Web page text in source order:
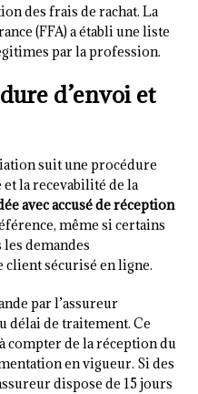
des frais de rachat. La
(FFA) a établi une liste
par la profession.
d’envoi et
suit une procédure
la recevabilité de la
avec accusé de réception
même si certains
demandes
client sécurisé en ligne.
par l’assureur
délai de traitement. Ce
à compter de la réception du
en vigueur. Si des
dispose de 15 jours